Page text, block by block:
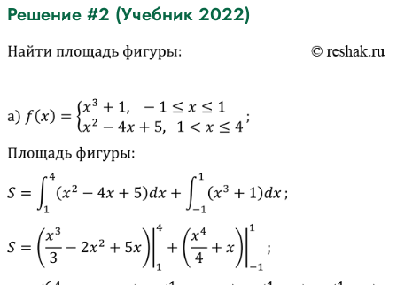
Решение #2 (Учебник 2022)